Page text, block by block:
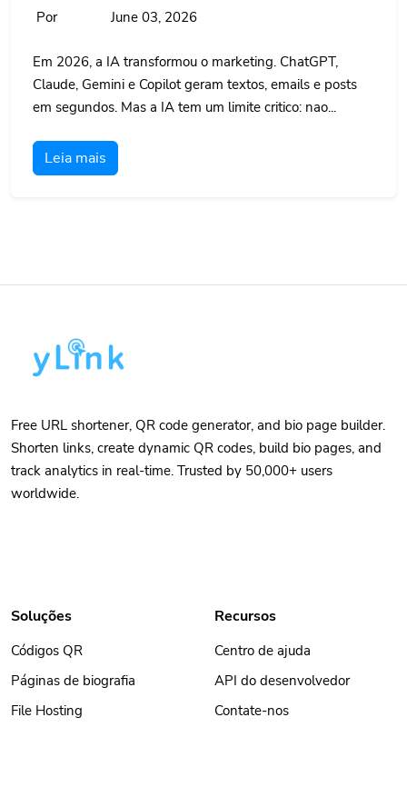
Por June 03, 2026
Em 2026, a IA transformou o marketing. ChatGPT,
Claude, Gemini e Copilot geram textos, emails e posts
em segundos. Mas a IA tem um limite critico: nao...
Leia mais
Free URL shortener, QR code generator, and bio page builder.
Shorten links, create dynamic QR codes, build bio pages, and
track analytics in real-time. Trusted by 50,000+ users
worldwide.
Soluções
Códigos QR
Páginas de biografia
File Hosting
Recursos
Centro de ajuda
API do desenvolvedor
Contate-nos